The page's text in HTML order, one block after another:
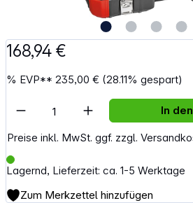
168,94 €
% EVP**235,00 € (28.11% gespart)
Preise inkl. MwSt. ggf. zzgl.
Lagernd, Lieferzeit: ca. 1-5 Werktage
Artikel Anzahl: Gib den
In
Zum Merkzettel hinzufügen